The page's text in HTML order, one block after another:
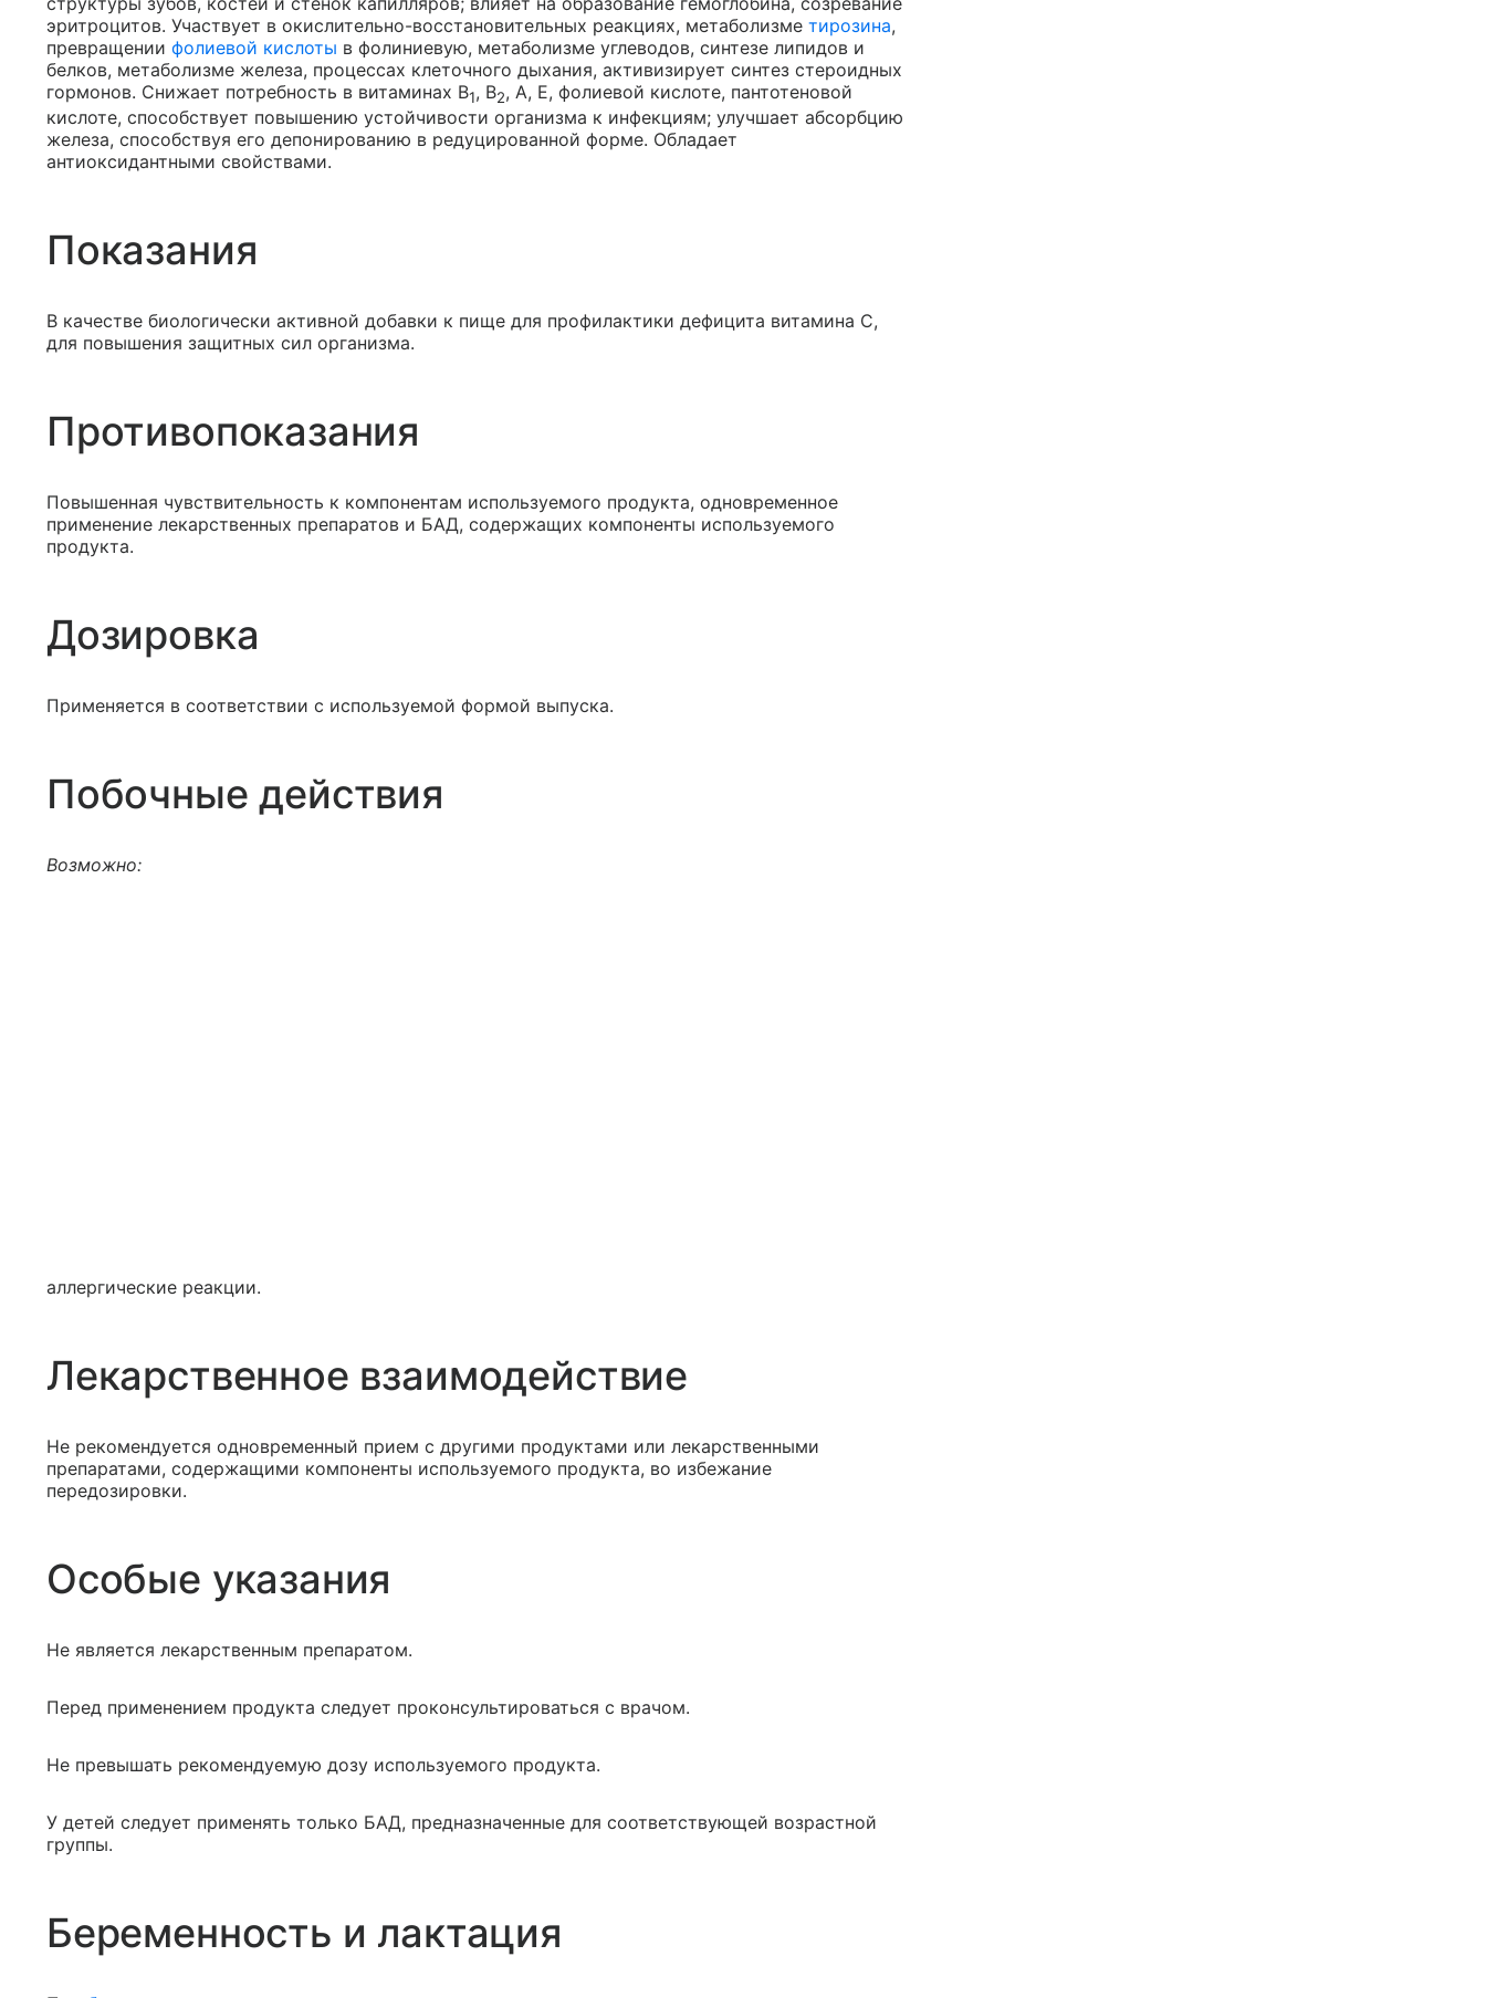
эритроцитов. Участвует в окислительно-восстановительных реакциях, метаболизме тирозина,
превращении фолиевой кислоты в фолиниевую, метаболизме углеводов, синтезе липидов и
белков, метаболизме железа, процессах клеточного дыхания, активизирует синтез стероидных
гормонов. Снижает потребность в витаминах B1, B2, A, E, фолиевой кислоте, пантотеновой
кислоте, способствует повышению устойчивости организма к инфекциям; улучшает абсорбцию
железа, способствуя его депонированию в редуцированной форме. Обладает
антиоксидантными свойствами.
Показания
В качестве биологически активной добавки к пище для профилактики дефицита витамина C,
для повышения защитных сил организма.
Противопоказания
Повышенная чувствительность к компонентам используемого продукта, одновременное
применение лекарственных препаратов и БАД, содержащих компоненты используемого
продукта.
Дозировка
Применяется в соответствии с используемой формой выпуска.
Побочные действия
Возможно:
аллергические реакции.
Лекарственное взаимодействие
Не рекомендуется одновременный прием с другими продуктами или лекарственными
препаратами, содержащими компоненты используемого продукта, во избежание
передозировки.
Особые указания
Не является лекарственным препаратом.
Перед применением продукта следует проконсультироваться с врачом.
Не превышать рекомендуемую дозу используемого продукта.
У детей следует применять только БАД, предназначенные для соответствующей возрастной
группы.
Беременность и лактация